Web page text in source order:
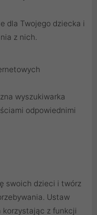
dla Twojego dziecka i
z nich.
wyszukiwarka
odpowiednimi
swoich dzieci i twórz
Ustaw
z funkcji